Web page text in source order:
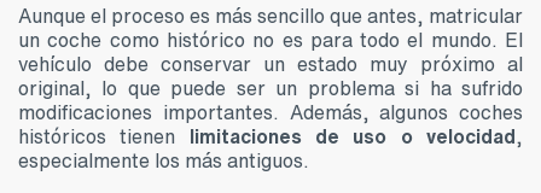
Aunque el proceso es más sencillo que antes, matricular
un coche como histórico no es para todo el mundo. El
vehículo debe conservar un estado muy próximo al
original, lo que puede ser un problema si ha sufrido
modificaciones importantes. Además, algunos coches
históricos tienen limitaciones de uso o velocidad,
especialmente los más antiguos.